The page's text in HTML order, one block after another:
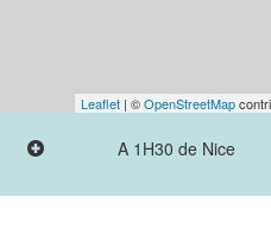
Leaflet | ©OpenStreetMap
A 1H30 de Nice